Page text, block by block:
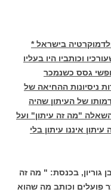
בישראל *
וכותביו היו בעליו
גסס כשנמכר
ניסיונות ההחיאה של
של העיתון שהיה
"מה זה עיתון" ועל
איננו עיתון בלי
בן גוריון, בכנסת: " מה זה
פועלים וכותב מה שהוא